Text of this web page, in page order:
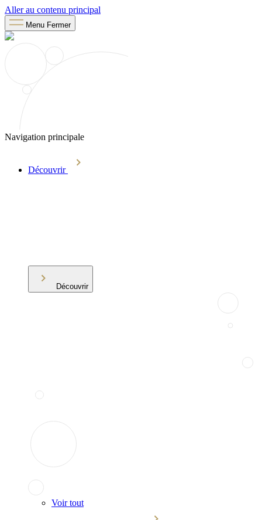
Aller au contenu principal
Menu Fermer
Navigation principale
Découvrir
Découvrir
Voir tout